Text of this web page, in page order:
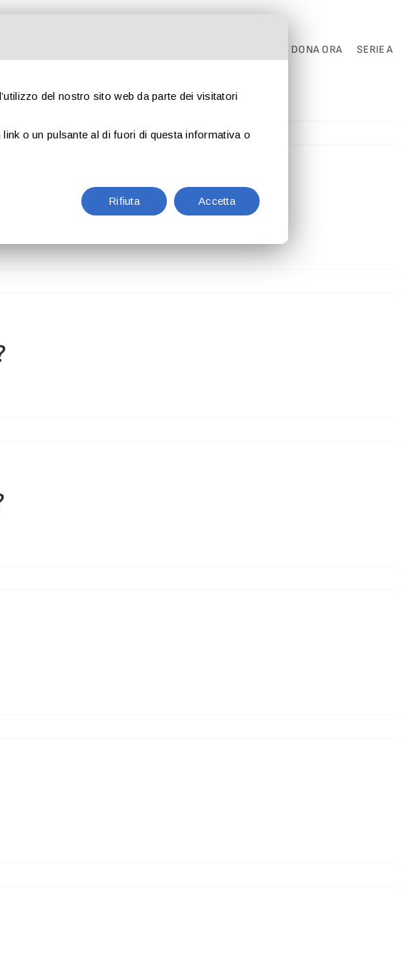
DONA ORA SERIE A
Briantea84?
del nostro sito web da parte dei visitatori
o un pulsante al di fuori di questa informativa o
Rifiuta Accetta